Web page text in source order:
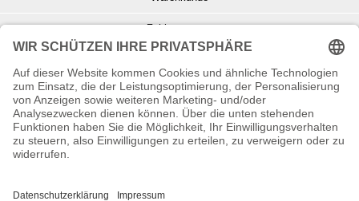
Zahlungsarten
Info zu Elektro- u. Elektronikgeräten
Batterieentsorgung
Informationen zur Echtheit von Kundenbewertungen